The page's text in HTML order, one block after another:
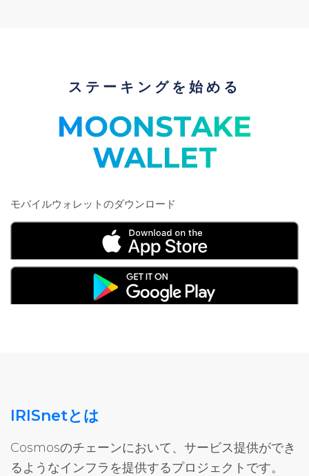
ステーキングを始める
MOONSTAKE
WALLET
モバイルウォレットのダウンロード
IRISnetとは
Cosmosのチェーンにおいて、サービス提供ができ
るようなインフラを提供するプロジェクトです。